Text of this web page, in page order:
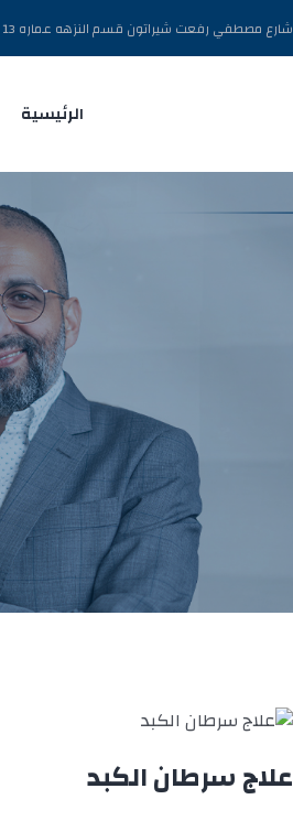
شارع مصطفي رفعت شيراتون قسم النزهه عماره 13
الرئيسية
علاج سرطان الكبد